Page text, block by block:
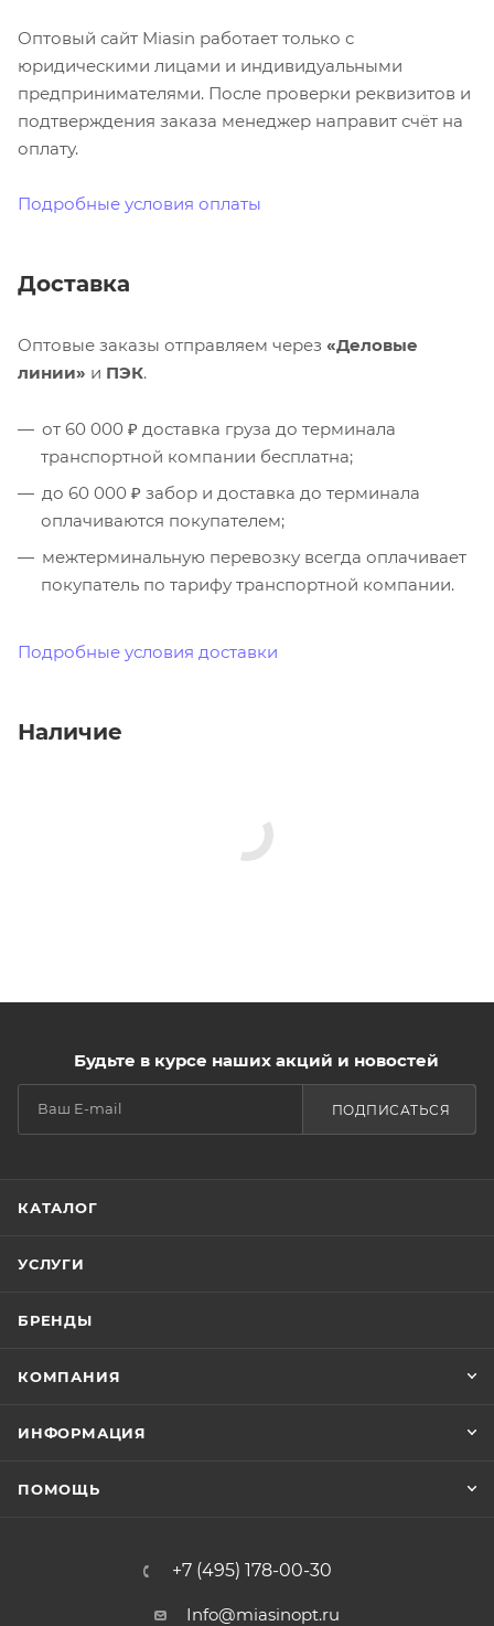
Оптовый сайт Miasin работает только с
юридическими лицами и индивидуальными
предпринимателями. После проверки реквизитов и
подтверждения заказа менеджер направит счёт на
оплату.
Подробные условия оплаты
Доставка
Оптовые заказы отправляем через «Деловые
линии» и ПЭК.
от 60 000 ₽ доставка груза до терминала
транспортной компании бесплатна;
до 60 000 ₽ забор и доставка до терминала
оплачиваются покупателем;
межтерминальную перевозку всегда оплачивает
покупатель по тарифу транспортной компании.
Подробные условия доставки
Наличие
Будьте в курсе наших акций и новостей
ПОДПИСАТЬСЯ
КАТАЛОГ
УСЛУГИ
БРЕНДЫ
КОМПАНИЯ
ИНФОРМАЦИЯ
ПОМОЩЬ
+7 (495) 178-00-30
Info@miasinopt.ru